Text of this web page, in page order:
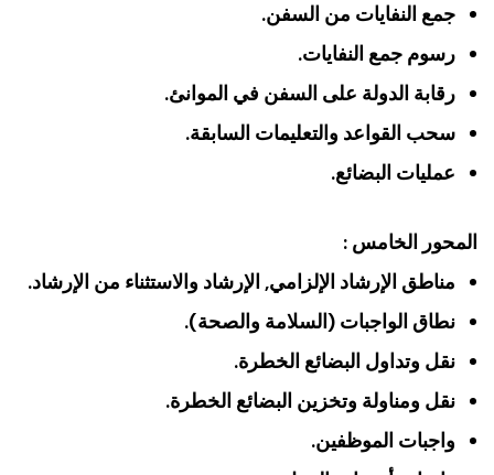
جمع النفايات من السفن.
رسوم جمع النفايات.
رقابة الدولة على السفن في الموانئ.
سحب القواعد والتعليمات السابقة.
عمليات البضائع.
المحور الخامس :
مناطق الإرشاد الإلزامي, الإرشاد والاستثناء من الإرشاد.
نطاق الواجبات (السلامة والصحة).
نقل وتداول البضائع الخطرة.
نقل ومناولة وتخزين البضائع الخطرة.
واجبات الموظفين.